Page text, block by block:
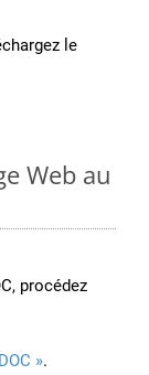
le
Web au
procédez
».